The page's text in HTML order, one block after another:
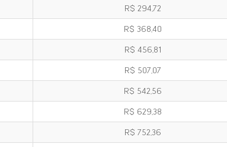
R$ 294,72
R$ 368,40
R$ 456,81
R$ 507,07
R$ 542,56
R$ 629,38
R$ 752,36